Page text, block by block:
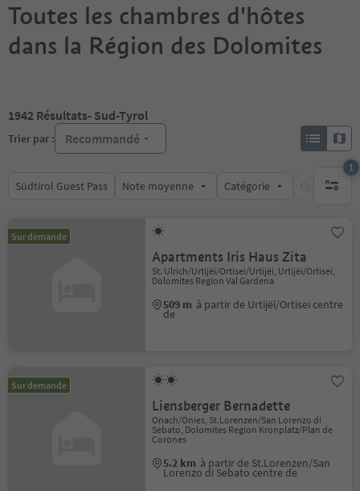
Toutes les chambres d'hôtes
dans la Région des Dolomites
1942 Résultats- Sud-Tyrol
Trier par : Recommandé
Südtirol Guest Pass Note moyenne Catégorie Options de
1
1 filtre
Sur demande
Apartments Iris Haus Zita
St. Ulrich/Urtijëi/Ortisei/Urtijëi, Urtijëi/Ortisei,
Dolomites Region Val Gardena
509 m à partir de Urtijëi/Ortisei centre
de
Sur demande
Liensberger Bernadette
Onach/Onies, St.Lorenzen/San Lorenzo di
Sebato, Dolomites Region Kronplatz/Plan de
Corones
5.2 km à partir de St.Lorenzen/San
Lorenzo di Sebato centre de